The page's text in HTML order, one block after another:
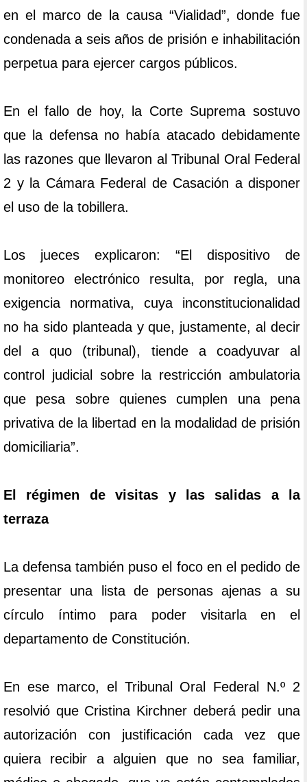
en el marco de la causa “Vialidad”, donde fue
condenada a seis años de prisión e inhabilitación
perpetua para ejercer cargos públicos.
En el fallo de hoy, la Corte Suprema sostuvo
que la defensa no había atacado debidamente
las razones que llevaron al Tribunal Oral Federal
2 y la Cámara Federal de Casación a disponer
el uso de la tobillera.
Los jueces explicaron: “El dispositivo de
monitoreo electrónico resulta, por regla, una
exigencia normativa, cuya inconstitucionalidad
no ha sido planteada y que, justamente, al decir
del a quo (tribunal), tiende a coadyuvar al
control judicial sobre la restricción ambulatoria
que pesa sobre quienes cumplen una pena
privativa de la libertad en la modalidad de prisión
domiciliaria”.
El régimen de visitas y las salidas a la
terraza
La defensa también puso el foco en el pedido de
presentar una lista de personas ajenas a su
círculo íntimo para poder visitarla en el
departamento de Constitución.
En ese marco, el Tribunal Oral Federal N.º 2
resolvió que Cristina Kirchner deberá pedir una
autorización con justificación cada vez que
quiera recibir a alguien que no sea familiar,